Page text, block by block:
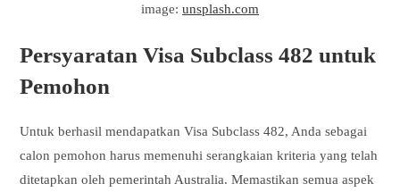
image: unsplash.com
Persyaratan Visa Subclass 482 untuk
Pemohon
Untuk berhasil mendapatkan Visa Subclass 482, Anda sebagai
calon pemohon harus memenuhi serangkaian kriteria yang telah
ditetapkan oleh pemerintah Australia. Memastikan semua aspek